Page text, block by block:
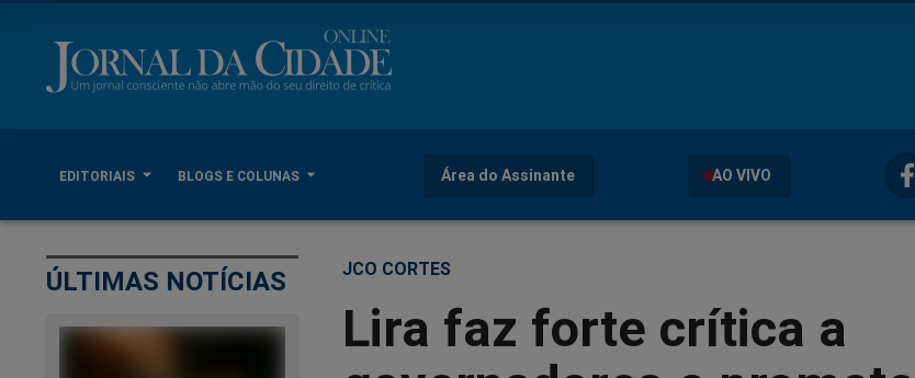
EDITORIAIS BLOGS E COLUNAS Área do Assinante AO VIVO
ÚLTIMAS NOTÍCIAS JCO CORTES
Lira faz forte crítica a